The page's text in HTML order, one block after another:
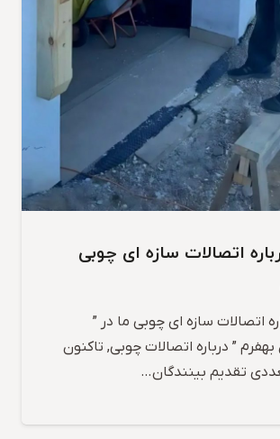
اتصالات سازه ای چوبی
اتصالات سازه ای چوبی ما در ”
” درباره اتصالات چوبی, تاکنون
تقدیم بینندگان…